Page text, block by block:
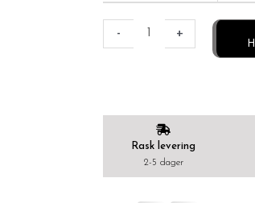
- +
Rask levering
2-5 dager